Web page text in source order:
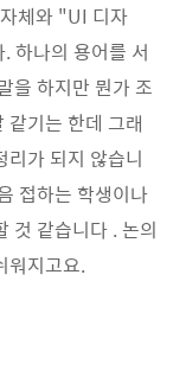
체와 "UI 디자
하나의 용어를 서
을 하지만 뭔가 조
같기는 한데 그래
가 되지 않습니
접하는 학생이나
것 같습니다 . 논의
워지고요.